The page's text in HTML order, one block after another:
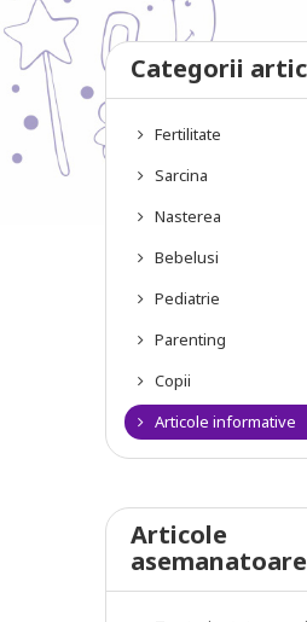
Categorii
Fertilitate
Sarcina
Nasterea
Bebelusi
Pediatrie
Parenting
Copii
Articole informative
Articole
asemanatoare